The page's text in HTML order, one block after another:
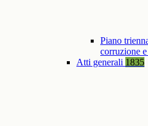
Piano
corruzione
Atti generali 1835